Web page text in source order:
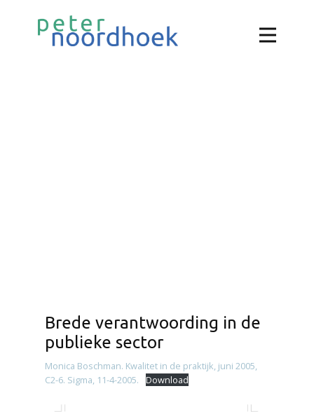
Brede verantwoording in de
publieke sector
Monica Boschman. Kwalitet in de praktijk, juni 2005,
C2-6. Sigma, 11-4-2005.
Download